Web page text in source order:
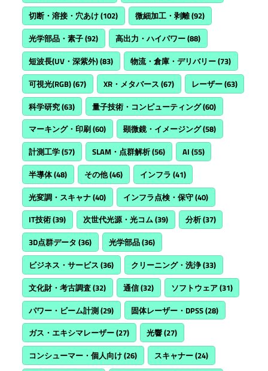
切断・溶接・穴あけ(102) 微細加工・剥離(92)
光学部品・素子(92) 高出力・ハイパワー(88)
短波長(UV・深紫外)(83) 物流・倉庫・デリバリー(73)
可視光(RGB)(67) XR・メタバース (67) レーザー(63)
科学研究(63) 量子技術・コンピューティング(60)
マーキング・印刷(60) 顕微鏡・イメージング(58)
計測工学(57) SLAM・点群解析(56) AI (55)
半導体(48) その他(46) インフラ (41)
光変調・スキャナ(40) インフラ点検・保守(40)
IT技術(39) 次世代光源・光コム(39) 分析(37)
3D点群データ (36) 光学部品(36)
ビジネス・サービス (36) クリーニング・洗浄(33)
文化財・考古調査(32) 通信(32) ソフトウェア(31)
パワー・ビーム計測(29) 固体レーザー・DPSS(28)
ガス・エキシマレーザー(27) 光響(27)
コンシューマー・個人向け(26) スキャナー(24)